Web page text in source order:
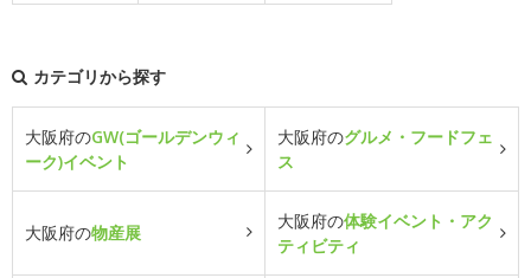
カテゴリから探す
大阪府のGW(ゴールデンウィ
ーク)イベント
大阪府のグルメ・フードフェ
ス
大阪府の物産展
大阪府の体験イベント・アク
ティビティ